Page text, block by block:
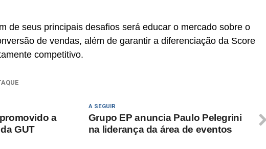
de seus principais desafios será educar o mercado sobre o
de vendas, além de garantir a diferenciação da Score
competitivo.
A SEGUIR
Grupo EP anuncia Paulo Pelegrini
na liderança da área de eventos
a
GUT